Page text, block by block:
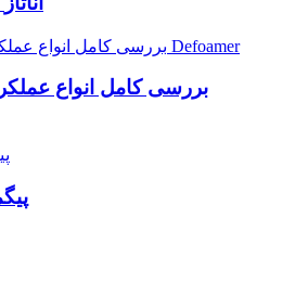
بررسی کامل انواع